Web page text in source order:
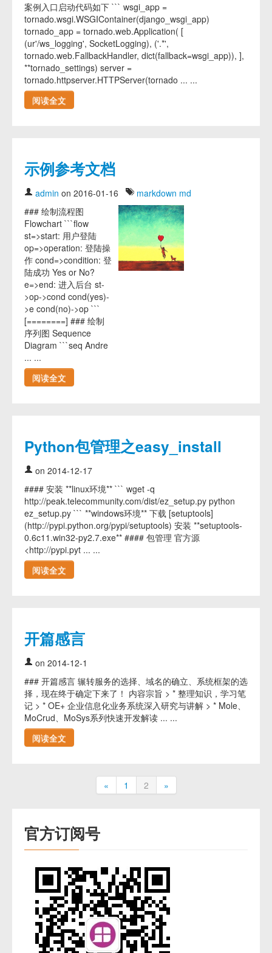
案例入口启动代码如下 ``` wsgi_app =
tornado.wsgi.WSGIContainer(django_wsgi_app)
tornado_app = tornado.web.Application( [
(ur'/ws_logging', SocketLogging), ('.*',
tornado.web.FallbackHandler, dict(fallback=wsgi_app)), ],
**tornado_settings) server =
tornado.httpserver.HTTPServer(tornado ... ...
阅读全文
示例参考文档
admin on 2016-01-16 markdown md
### 绘制流程图
Flowchart ```flow
st=>start: 用户登陆
op=>operation: 登陆操
作 cond=>condition: 登
陆成功 Yes or No?
e=>end: 进入后台 st-
>op->cond cond(yes)-
>e cond(no)->op ```
[========] ### 绘制
序列图 Sequence
Diagram ```seq Andre
... ...
阅读全文
Python包管理之easy_install
on 2014-12-17
#### 安装 **linux环境** ``` wget -q
http://peak.telecommunity.com/dist/ez_setup.py python
ez_setup.py ``` **windows环境** 下载 [setuptools]
(http://pypi.python.org/pypi/setuptools) 安装 **setuptools-
0.6c11.win32-py2.7.exe** #### 包管理 官方源
<http://pypi.pyt ... ...
阅读全文
开篇感言
on 2014-12-1
### 开篇感言 辗转服务的选择、域名的确立、系统框架的选
择，现在终于确定下来了！ 内容宗旨 > * 整理知识，学习笔
记 > * OE+ 企业信息化业务系统深入研究与讲解 > * Mole、
MoCrud、MoSys系列快速开发解读 ... ...
阅读全文
« 1 2 »
官方订阅号